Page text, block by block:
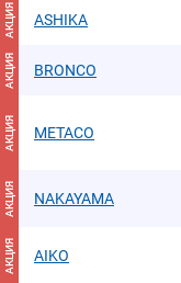
АКЦИЯ ASHIKA
АКЦИЯ BRONCO
АКЦИЯ METACO
АКЦИЯ NAKAYAMA
АКЦИЯ AIKO